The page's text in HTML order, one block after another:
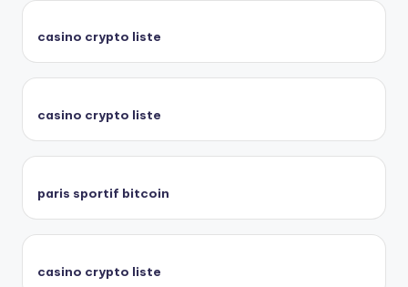
casino crypto liste
casino crypto liste
paris sportif bitcoin
casino crypto liste